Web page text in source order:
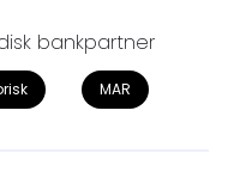
bankpartner
MAR